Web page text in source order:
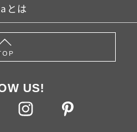
とは
US!